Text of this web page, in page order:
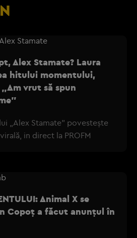
Alex Stamate? Laura
hitului momentului,
vrut să spun
„Alex Stamate” povestește
in direct la PROFM
Animal X se
Copoț a făcut anunțul în